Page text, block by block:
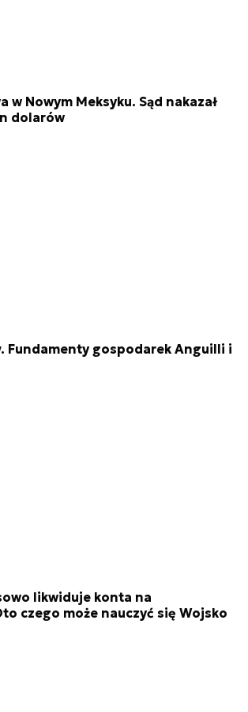
w Nowym Meksyku. Sąd nakazał
dolarów
Fundamenty gospodarek Anguilli i
likwiduje konta na
czego może nauczyć się Wojsko